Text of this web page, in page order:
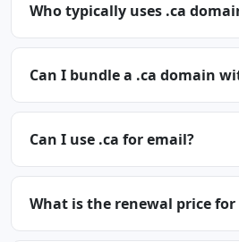
Who typically uses .ca
Can I bundle a .ca domain
Can I use .ca for email?
What is the renewal price for